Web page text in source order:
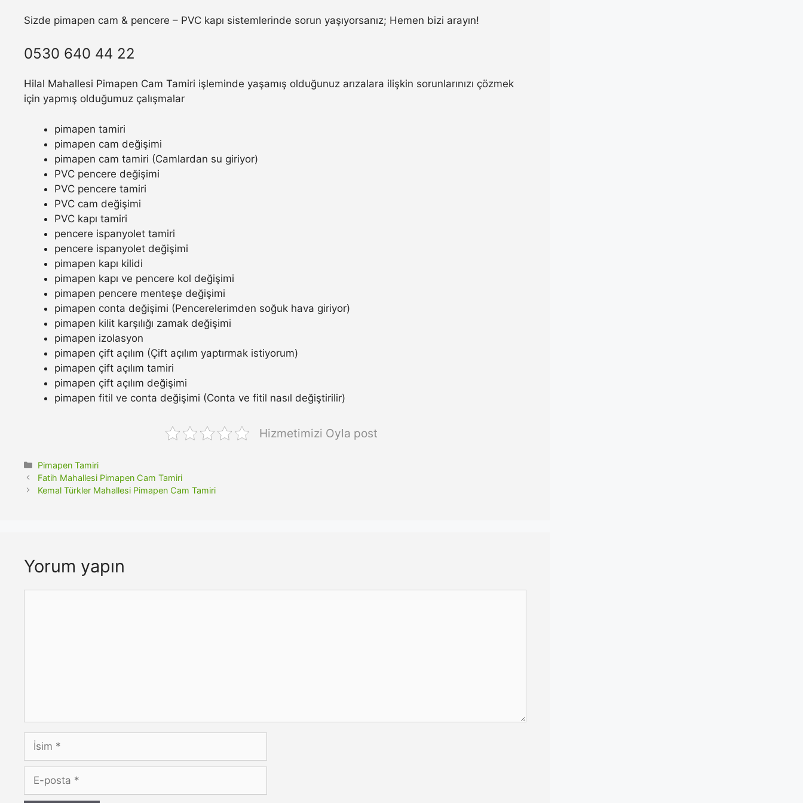
Sizde pimapen cam & pencere – PVC kapı sistemlerinde sorun yaşıyorsanız; Hemen bizi arayın!
0530 640 44 22
Hilal Mahallesi Pimapen Cam Tamiri işleminde yaşamış olduğunuz arızalara ilişkin sorunlarınızı çözmek
için yapmış olduğumuz çalışmalar
pimapen tamiri
pimapen cam değişimi
pimapen cam tamiri (Camlardan su giriyor)
PVC pencere değişimi
PVC pencere tamiri
PVC cam değişimi
PVC kapı tamiri
pencere ispanyolet tamiri
pencere ispanyolet değişimi
pimapen kapı kilidi
pimapen kapı ve pencere kol değişimi
pimapen pencere menteşe değişimi
pimapen conta değişimi (Pencerelerimden soğuk hava giriyor)
pimapen kilit karşılığı zamak değişimi
pimapen izolasyon
pimapen çift açılım (Çift açılım yaptırmak istiyorum)
pimapen çift açılım tamiri
pimapen çift açılım değişimi
pimapen fitil ve conta değişimi (Conta ve fitil nasıl değiştirilir)
Hizmetimizi Oyla post
Kategoriler
Pimapen Tamiri
Fatih Mahallesi Pimapen Cam Tamiri
Kemal Türkler Mahallesi Pimapen Cam Tamiri
Yorum yapın
İsim
posta